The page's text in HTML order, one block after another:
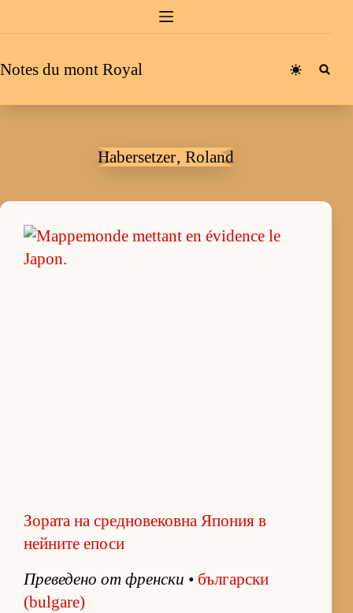
au
Notes du mont Royal
Habersetzer‚ Roland
Зората на средновековна Япония в
нейните епоси
Пре­ве­дено от френ­ски • бъл­гар­ски
(bulgare)